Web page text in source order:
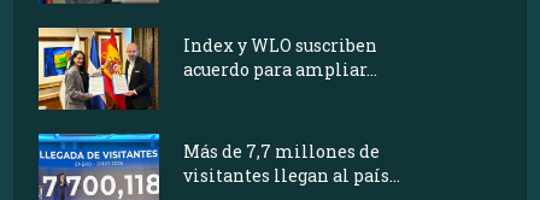
Index y WLO suscriben
acuerdo para ampliar...
Más de 7,7 millones de
visitantes llegan al país...